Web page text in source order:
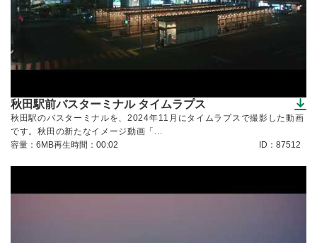
秋田駅前バスターミナル タイムラプス
（ダウンロードできます）
秋田駅のバスターミナルを、2024年11月にタイムラプスで撮影した動画
です。秋田の新たなイメージ動画「...
容量：6MB再生時間：00:02 ID：87512